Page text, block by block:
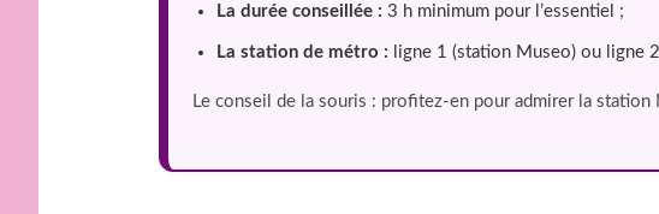
La durée conseillée : 3 h minimum pour l’essentiel ;
La station de métro : ligne 1 (station Museo) ou ligne
Le conseil de la souris : profitez-en pour admirer la station